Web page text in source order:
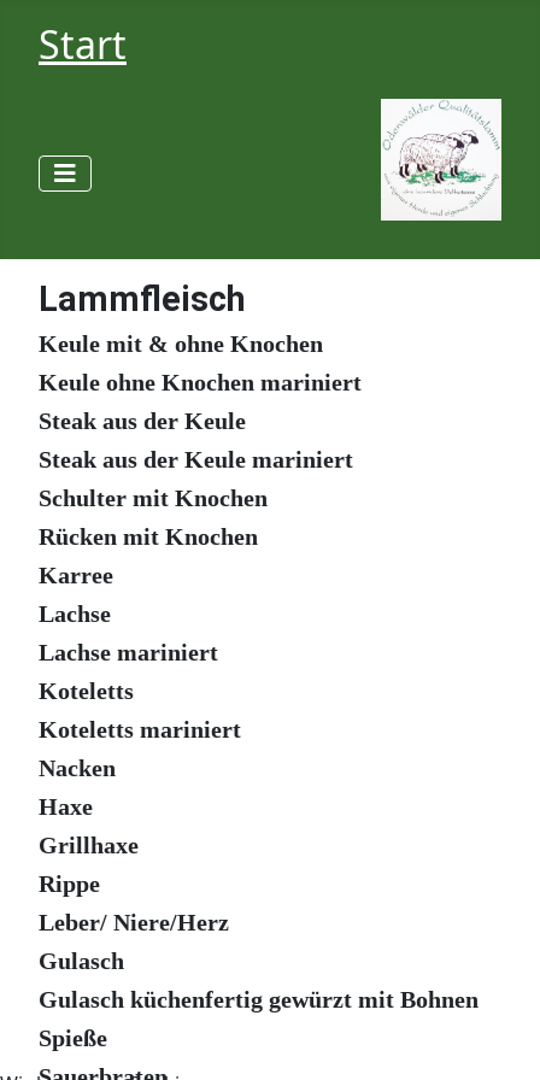
Start
Lammfleisch
Keule mit & ohne Knochen
Keule ohne Knochen mariniert
Steak aus der Keule
Steak aus der Keule mariniert
Schulter mit Knochen
Rücken mit Knochen
Karree
Lachse
Lachse mariniert
Koteletts
Koteletts mariniert
Nacken
Haxe
Grillhaxe
Rippe
Leber/ Niere/Herz
Gulasch
Gulasch küchenfertig gewürzt mit Bohnen
Spieße